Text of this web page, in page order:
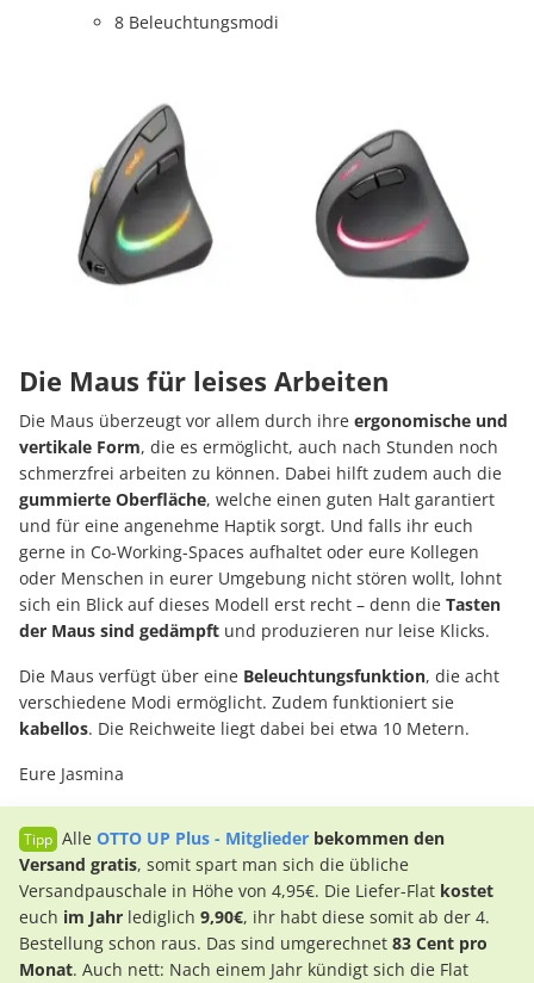
8 Beleuchtungsmodi
Die Maus für leises Arbeiten
Die Maus überzeugt vor allem durch ihre ergonomische und
vertikale Form, die es ermöglicht, auch nach Stunden noch
schmerzfrei arbeiten zu können. Dabei hilft zudem auch die
gummierte Oberfläche, welche einen guten Halt garantiert
und für eine angenehme Haptik sorgt. Und falls ihr euch
gerne in Co-Working-Spaces aufhaltet oder eure Kollegen
oder Menschen in eurer Umgebung nicht stören wollt, lohnt
sich ein Blick auf dieses Modell erst recht – denn die Tasten
der Maus sind gedämpft und produzieren nur leise Klicks.
Die Maus verfügt über eine Beleuchtungsfunktion, die acht
verschiedene Modi ermöglicht. Zudem funktioniert sie
kabellos. Die Reichweite liegt dabei bei etwa 10 Metern.
Eure Jasmina
Alle OTTO UP Plus - Mitglieder bekommen den
Versand gratis, somit spart man sich die übliche
Versandpauschale in Höhe von 4,95€. Die Liefer-Flat kostet
euch im Jahr lediglich 9,90€, ihr habt diese somit ab der 4.
Bestellung schon raus. Das sind umgerechnet 83 Cent pro
Monat. Auch nett: Nach einem Jahr kündigt sich die Flat